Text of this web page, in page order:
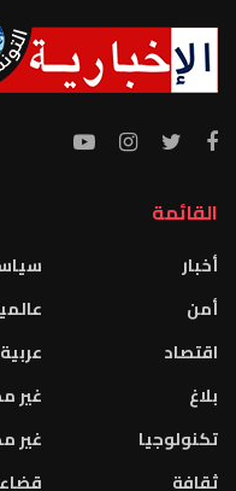
القائمة
أخبار
أمن
اقتصاد
بلاغ
تكنولوجيا
ثقافة
عربية
غير
غير
قضاء